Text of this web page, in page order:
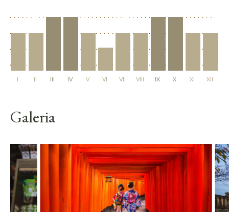
I II III IV V VI VII VIII IX X XI XII
Galeria